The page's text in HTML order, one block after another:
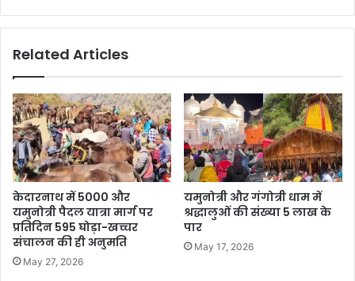
Related Articles
केदारनाथ में 5000 और
यमुनोत्री पैदल यात्रा मार्ग पर
प्रतिदिन 595 घोड़ा-खच्चर
संचालन की ही अनुमति
May 27, 2026
यमुनोत्री और गंगोत्री धाम में
श्रद्धालुओं की संख्या 5 लाख के
पार
May 17, 2026